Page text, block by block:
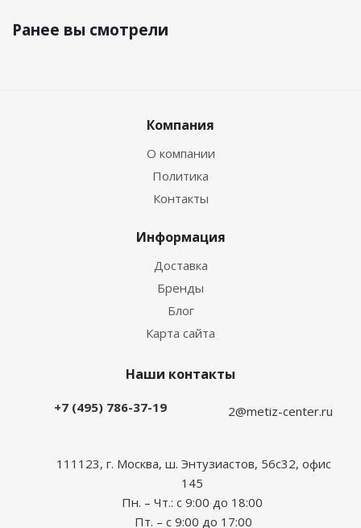
Ранее вы смотрели
Компания
О компании
Политика
Контакты
Информация
Доставка
Бренды
Блог
Карта сайта
Наши контакты
+7 (495) 786-37-19 2@metiz-center.ru
111123, г. Москва, ш. Энтузиастов, 56с32, офис
145
Пн. – Чт.: с 9:00 до 18:00
Пт. – с 9:00 до 17:00